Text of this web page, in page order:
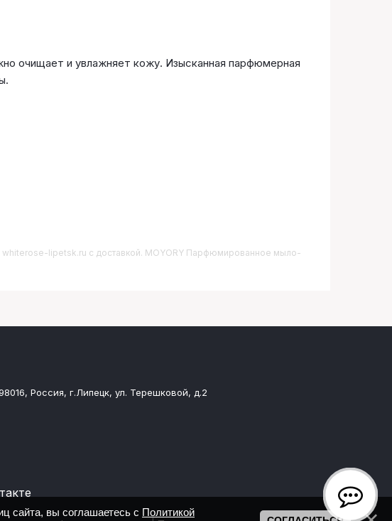
очищает и увлажняет кожу. Изысканная парфюмерная
whiterose-lipetsk.ru с доставкой. MOYORY Парфюмированное мыло-
Россия, г.Липецк, ул. Терешковой, д.2
сайта, вы соглашаетесь с Политикой